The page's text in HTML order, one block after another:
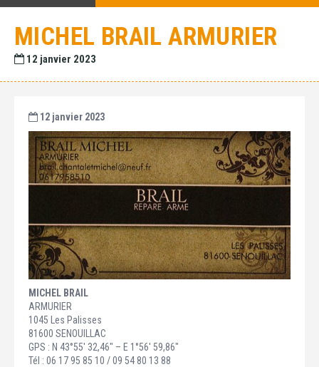
MICHEL BRAIL ARMURIER
12 janvier 2023
12 janvier 2023
MICHEL BRAIL
ARMURIER
1045 Les Palisses
81600 SENOUILLAC
GPS : N 43°55′ 32,46″ – E 1°56′ 59,86″
Tél : 06 17 95 85 10 / 09 54 80 13 88